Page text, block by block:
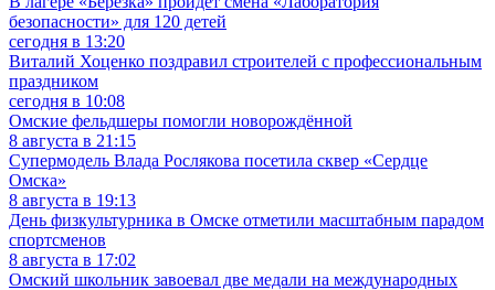
безопасности» для 120 детей
сегодня в 13:20
Виталий Хоценко поздравил строителей с профессиональным
праздником
сегодня в 10:08
Омские фельдшеры помогли новорождённой
8 августа в 21:15
Супермодель Влада Рослякова посетила сквер «Сердце
Омска»
8 августа в 19:13
День физкультурника в Омске отметили масштабным парадом
спортсменов
8 августа в 17:02
Омский школьник завоевал две медали на международных